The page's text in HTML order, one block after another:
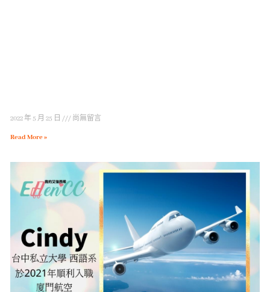
2022 年 5 月 25 日 尚無留言
Read More »